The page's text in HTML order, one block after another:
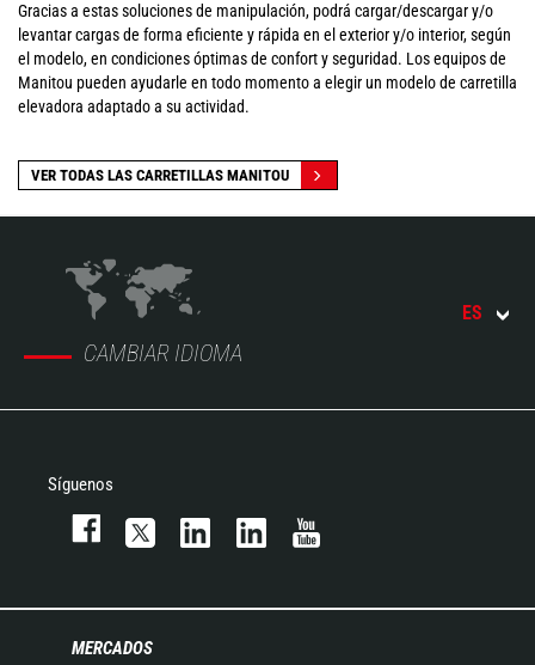
Gracias a estas soluciones de manipulación, podrá cargar/descargar y/o
levantar cargas de forma eficiente y rápida en el exterior y/o interior, según
el modelo, en condiciones óptimas de confort y seguridad. Los equipos de
Manitou pueden ayudarle en todo momento a elegir un modelo de carretilla
elevadora adaptado a su actividad.
VER TODAS LAS CARRETILLAS MANITOU
CAMBIAR IDIOMA
ES
Síguenos
MERCADOS